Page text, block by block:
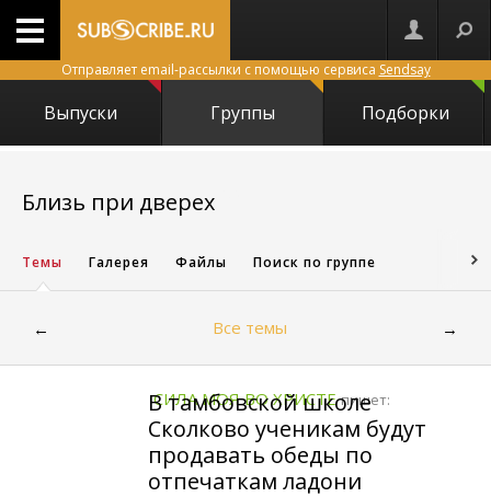
Отправляет email-рассылки с помощью сервиса Sendsay
Выпуски Группы Подборки
Близь при дверех
Темы Галерея Файлы Поиск по группе
← Все темы →
СИЛА МОЯ ВО ХРИСТЕ пишет:
В тамбовской школе
Сколково ученикам будут
продавать обеды по
отпечаткам ладони